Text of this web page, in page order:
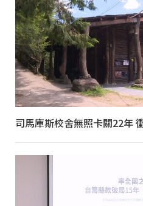
司馬庫斯校舍無照卡關22年